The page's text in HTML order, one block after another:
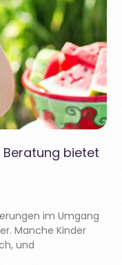
Beratung bietet
im Umgang
Manche Kinder
und